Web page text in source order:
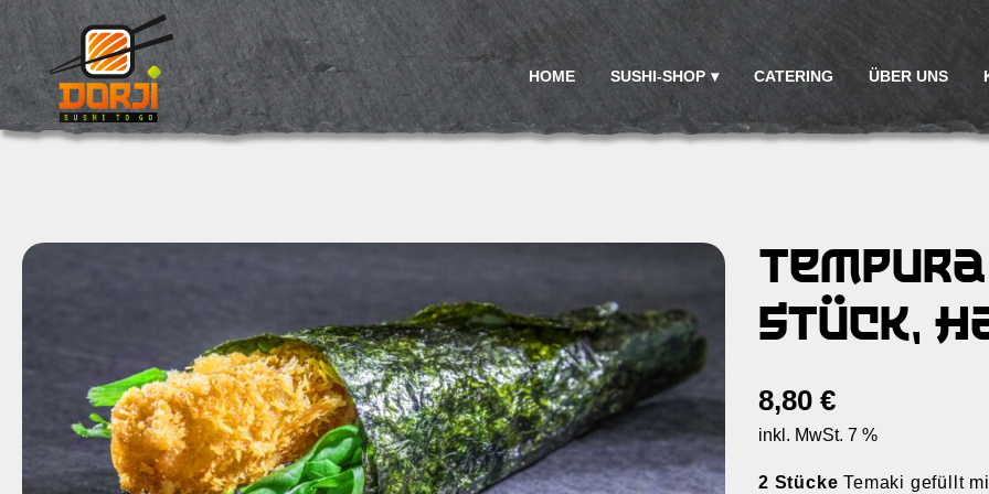
HOME SUSHI-SHOP CATERING ÜBER UNS
Tempura
Stück,
8,80 €
inkl. MwSt. 7 %
2 Stücke Temaki gefüllt